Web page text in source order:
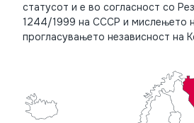
статусот и е во согласност со
1244/1999 на СССР и мислењето
прогласувањето независност на